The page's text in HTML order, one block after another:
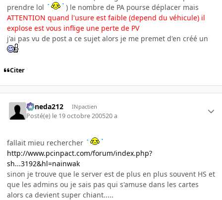
prendre lol
) le nombre de PA pourse déplacer mais
ATTENTION quand l'usure est faible (depend du véhicule) il
explose est vous inflige une perte de PV
j'ai pas vu de post a ce sujet alors je me premet d'en créé un
Citer
keneda212 INpactien
Posté(e) le 19 octobre 200520 a
fallait mieu rechercher
http://www.pcinpact.com/forum/index.php?
sh...3192&hl=nainwak
sinon je trouve que le server est de plus en plus souvent HS et
que les admins ou je sais pas qui s'amuse dans les cartes
alors ca devient super chiant.....